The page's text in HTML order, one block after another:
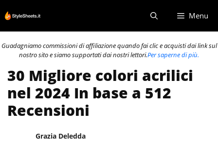
al
contenuto
Menu
Guadagniamo commissioni di affiliazione quando fai clic e acquisti dai link sul
nostro sito e siamo supportati dai nostri lettori.Per saperne di più.
30 Migliore colori acrilici
nel 2024 In base a 512
Recensioni
Grazia Deledda